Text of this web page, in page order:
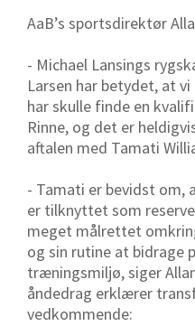
AaB’s sportsdirektør
- Michael Lansings
Larsen har betydet, at
har skulle finde en
Rinne, og det er
aftalen med Tamati
- Tamati er bevidst
er tilknyttet som
meget målrettet
og sin rutine at bidrage
træningsmiljø, siger
åndedrag erklærer
vedkommende: